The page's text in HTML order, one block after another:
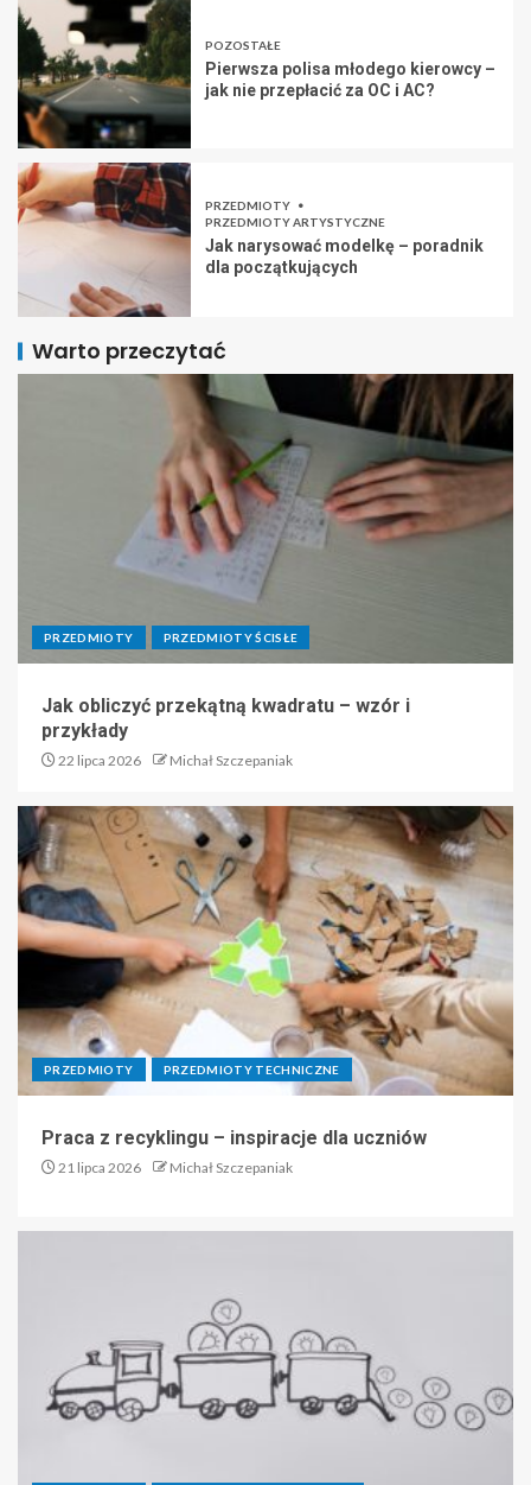
POZOSTAŁE
Pierwsza polisa młodego kierowcy –
jak nie przepłacić za OC i AC?
PRZEDMIOTY
PRZEDMIOTY ARTYSTYCZNE
Jak narysować modelkę – poradnik
dla początkujących
Warto przeczytać
PRZEDMIOTY PRZEDMIOTY ŚCISŁE
Jak obliczyć przekątną kwadratu – wzór i
przykłady
22 lipca 2026 Michał Szczepaniak
PRZEDMIOTY PRZEDMIOTY TECHNICZNE
Praca z recyklingu – inspiracje dla uczniów
21 lipca 2026 Michał Szczepaniak